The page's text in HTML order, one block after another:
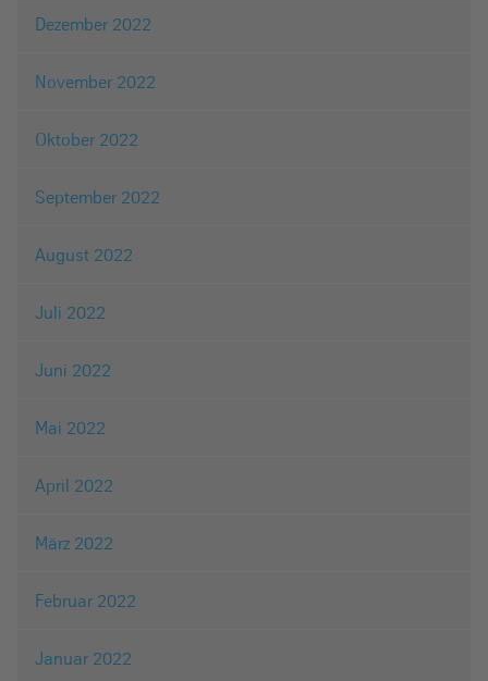
Dezember 2022
November 2022
Oktober 2022
September 2022
August 2022
Juli 2022
Juni 2022
Mai 2022
April 2022
März 2022
Februar 2022
Januar 2022